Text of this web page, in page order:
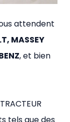
attendent
MASSEY
, et bien